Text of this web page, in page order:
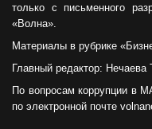
только с письменного
«Волна».
Материалы в рубрике
Главный редактор: Нечаева
По вопросам коррупции в
по электронной почте